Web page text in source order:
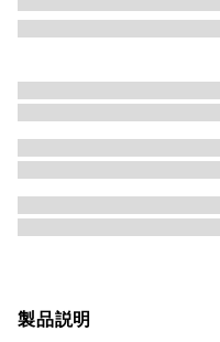
製品説明